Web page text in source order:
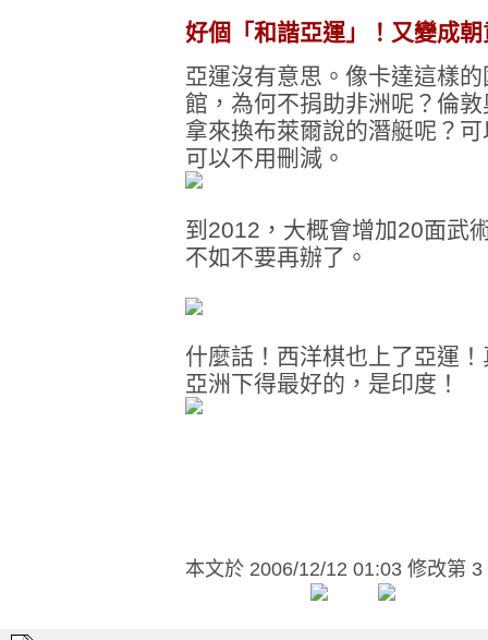
好個「和諧亞運」！又變成
亞運沒有意思。像卡達這樣
館，為何不捐助非洲呢？倫
拿來換布萊爾說的潛艇呢？
可以不用刪減。
到2012，大概會增加20面武
不如不要再辦了。
什麼話！西洋棋也上了亞運
亞洲下得最好的，是印度！
本文於 2006/12/12 01:03 修改第 3